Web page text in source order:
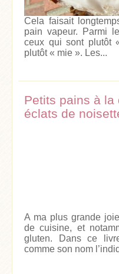
Cela faisait
pain vapeur. Parmi
ceux qui sont plutôt
plutôt « mie ». Les...
Petits pains à la
éclats de
A ma plus grande
de cuisine, et
gluten. Dans ce
comme son nom